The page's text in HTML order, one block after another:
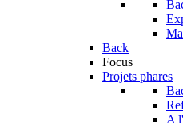
Back
Focus
Projets phares
A